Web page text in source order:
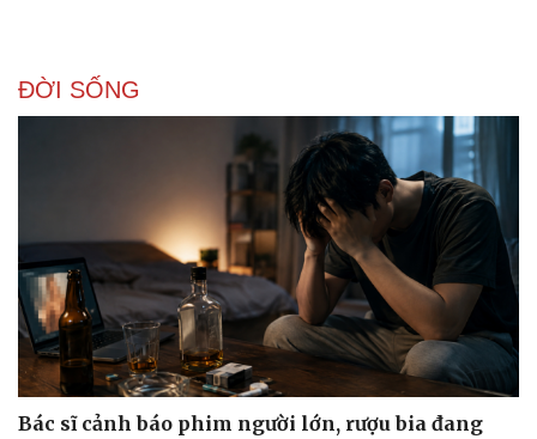
ĐỜI SỐNG
Bác sĩ cảnh báo phim người lớn, rượu bia đang